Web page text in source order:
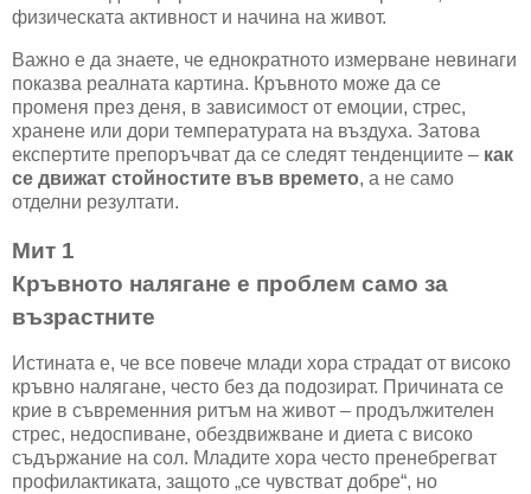
физическата активност и начина на живот.
Важно е да знаете, че еднократното измерване невинаги
показва реалната картина. Кръвното може да се
променя през деня, в зависимост от емоции, стрес,
хранене или дори температурата на въздуха. Затова
експертите препоръчват да се следят тенденциите – как
се движат стойностите във времето, а не само
отделни резултати.
Мит 1
Кръвното налягане е проблем само за
възрастните
Истината е, че все повече млади хора страдат от високо
кръвно налягане, често без да подозират. Причината се
крие в съвременния ритъм на живот – продължителен
стрес, недоспиване, обездвижване и диета с високо
съдържание на сол. Младите хора често пренебрегват
профилактиката, защото „се чувстват добре“, но